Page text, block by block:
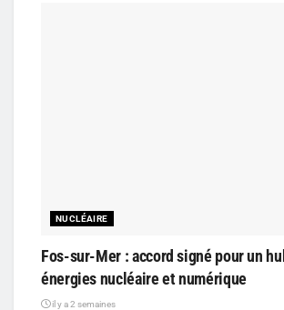
NUCLÉAIRE
Fos-sur-Mer : accord signé pour un
énergies nucléaire et numérique
il y a 2 semaines